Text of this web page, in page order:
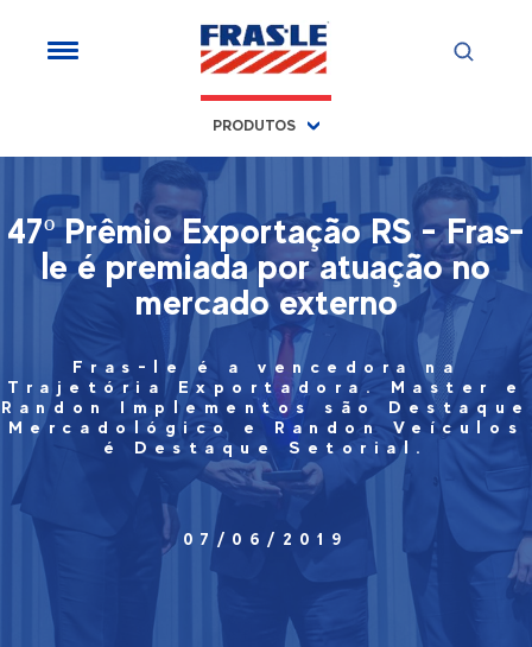
PRODUTOS
47º Prêmio Exportação RS - Fras-
le é premiada por atuação no
mercado externo
Fras-le é a vencedora na
Trajetória Exportadora. Master e
Randon Implementos são Destaque
Mercadológico e Randon Veículos
é Destaque Setorial.
07/06/2019